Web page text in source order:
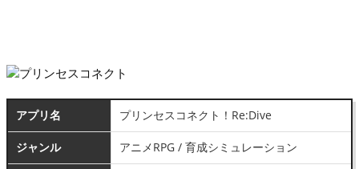
アプリ名 プリンセスコネクト！Re:Dive
ジャンル アニメRPG / 育成シミュレーション